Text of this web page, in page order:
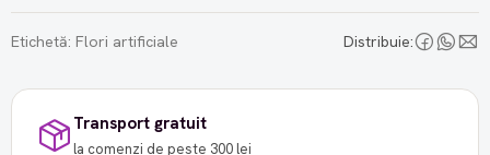
Etichetă: Flori artificiale Distribuie:
Transport gratuit
la comenzi de peste 300 lei